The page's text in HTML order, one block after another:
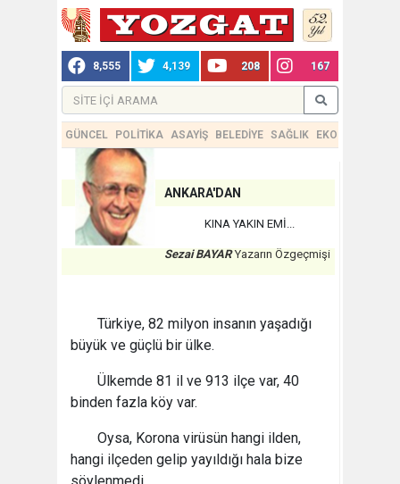
8,555 4,139 208 167
GÜNCEL POLİTİKA ASAYİŞ BELEDİYE SAĞLIK EKONOMİ
ANKARA'DAN
KINA YAKIN EMİ...
Sezai BAYAR Yazarın Özgeçmişi
Türkiye, 82 milyon insanın yaşadığı
büyük ve güçlü bir ülke.
Ülkemde 81 il ve 913 ilçe var, 40
binden fazla köy var.
Oysa, Korona virüsün hangi ilden,
hangi ilçeden gelip yayıldığı hala bize